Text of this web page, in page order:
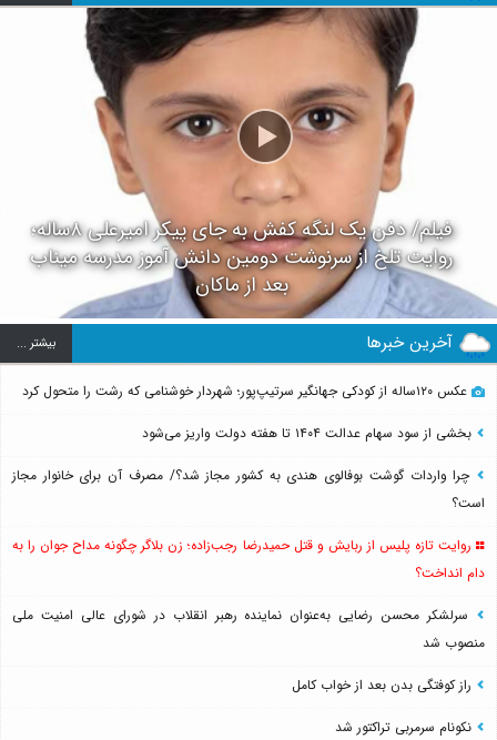
فیلم/ دفن یک لنگه کفش به جای پیکر امیرعلی ۸ساله؛
روایت تلخ از سرنوشت دومین دانش آموز مدرسه میناب
بعد از ماکان
آخرین خبرها بيشتر ...
عکس ۱۲۰ساله از کودکی جهانگیر سرتیپ‌پور؛ شهردار خوشنامی که رشت را متحول کرد
بخشی از سود سهام عدالت ۱۴۰۴ تا هفته دولت واریز می‌شود
چرا واردات گوشت بوفالوی هندی به کشور مجاز شد؟/ مصرف آن برای خانوار مجاز
است؟
روایت تازه پلیس از ربایش و قتل حمیدرضا رجب‌زاده؛ زن بلاگر چگونه مداح جوان را به
دام انداخت؟
سرلشکر محسن رضایی به‌عنوان نماینده رهبر انقلاب در شورای عالی امنیت ملی
منصوب شد
راز کوفتگی بدن بعد از خواب کامل
نکونام سرمربی تراکتور شد